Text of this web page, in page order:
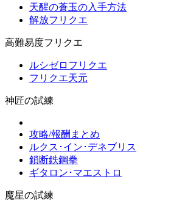
天醒の蒼玉の入手方法
解放フリクエ
高難易度フリクエ
ルシゼロフリクエ
フリクエ天元
神匠の試練
攻略/報酬まとめ
ルクス･イン･デネブリス
鎖断鉄鋼拳
ギタロン･マエストロ
魔星の試練